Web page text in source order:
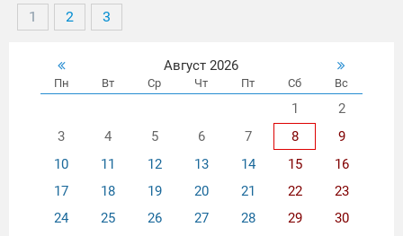
1 2 3
Август 2026
Пн Вт Ср Чт Пт Сб Вс
1
2
3
4 5 6 7 8
9
10
11 12 13 14 15
16
17
18 19 20 21 22
23
24
25 26 27 28 29
30